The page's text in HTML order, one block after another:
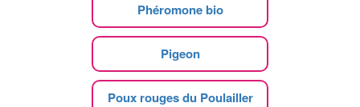
Phéromone bio
Pigeon
Poux rouges du Poulailler